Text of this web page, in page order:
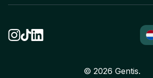
© 2026 Gentis.